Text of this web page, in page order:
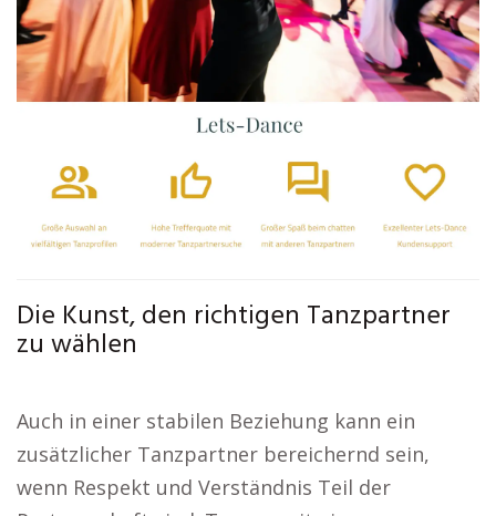
Die Kunst, den richtigen Tanzpartner
zu wählen
Auch in einer stabilen Beziehung kann ein
zusätzlicher Tanzpartner bereichernd sein,
wenn Respekt und Verständnis Teil der